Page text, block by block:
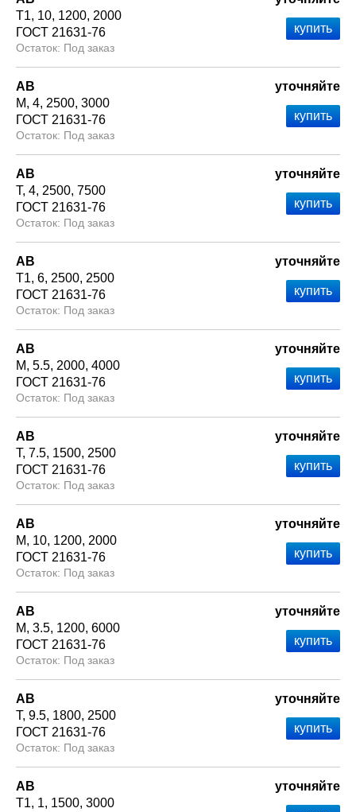
Т1 10 1200 2000
ГОСТ 21631-76
Под заказ
АВ
М 4 2500 3000
ГОСТ 21631-76
Под заказ
уточняйте
АВ
Т 4 2500 7500
ГОСТ 21631-76
Под заказ
уточняйте
АВ
Т1 6 2500 2500
ГОСТ 21631-76
Под заказ
уточняйте
АВ
М 5.5 2000 4000
ГОСТ 21631-76
Под заказ
уточняйте
АВ
Т 7.5 1500 2500
ГОСТ 21631-76
Под заказ
уточняйте
АВ
М
10 1200 2000
ГОСТ 21631-76
Под заказ
уточняйте
АВ
М 3.5 1200 6000
ГОСТ 21631-76
Под заказ
уточняйте
АВ
Т 9.5 1800 2500
ГОСТ 21631-76
Под заказ
уточняйте
АВ
Т1 1 1500 3000
уточняйте